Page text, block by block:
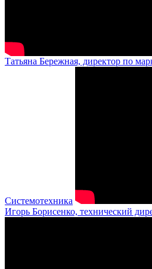
Татьяна Бережная, директор по
Системотехника
Игорь Борисенко, технический